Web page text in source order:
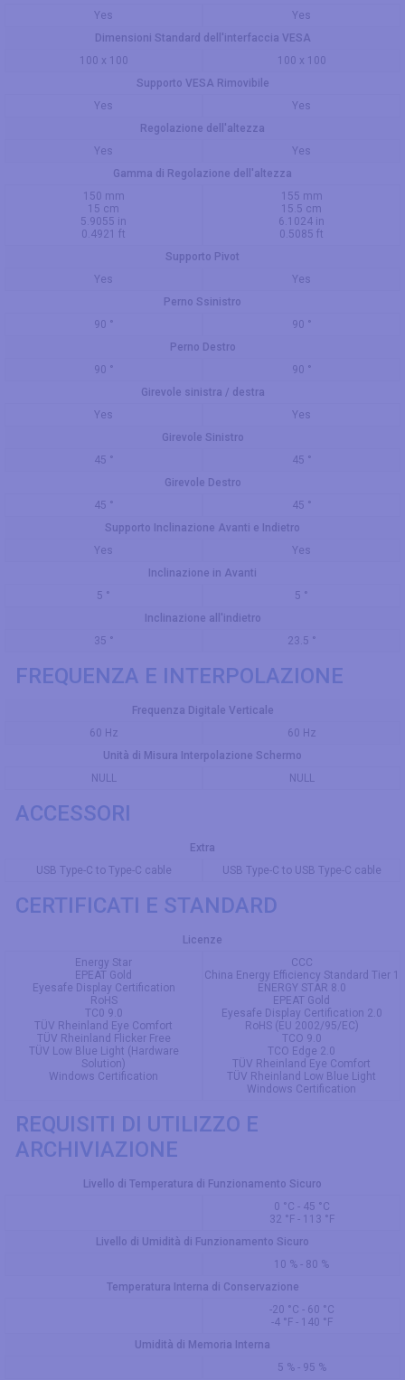
Yes
Yes
Dimensioni Standard dell'interfaccia VESA
100 x 100
100 x 100
Supporto VESA Rimovibile
Yes
Yes
Regolazione dell'altezza
Yes
Yes
Gamma di Regolazione dell'altezza
150 mm
15 cm
5.9055 in
0.4921 ft
155 mm
15.5 cm
6.1024 in
0.5085 ft
Supporto Pivot
Yes
Yes
Perno Ssinistro
90 °
90 °
Perno Destro
90 °
90 °
Girevole sinistra / destra
Yes
Yes
Girevole Sinistro
45 °
45 °
Girevole Destro
45 °
45 °
Supporto Inclinazione Avanti e Indietro
Yes
Yes
Inclinazione in Avanti
5 °
5 °
Inclinazione all'indietro
35 °
23.5 °
FREQUENZA E INTERPOLAZIONE
Frequenza Digitale Verticale
60 Hz
60 Hz
Unità di Misura Interpolazione Schermo
NULL
NULL
ACCESSORI
Extra
USB Type-C to Type-C cable
USB Type-C to USB Type-C cable
CERTIFICATI E STANDARD
Licenze
Energy Star
EPEAT Gold
Eyesafe Display Certification
RoHS
TC0 9.0
TÜV Rheinland Eye Comfort
TÜV Rheinland Flicker Free
TÜV Low Blue Light (Hardware
Solution)
Windows Certification
CCC
China Energy Efficiency Standard Tier 1
ENERGY STAR 8.0
EPEAT Gold
Eyesafe Display Certification 2.0
RoHS (EU 2002/95/EC)
TCO 9.0
TCO Edge 2.0
TÜV Rheinland Eye Comfort
TÜV Rheinland Low Blue Light
Windows Certification
REQUISITI DI UTILIZZO E
ARCHIVIAZIONE
Livello di Temperatura di Funzionamento Sicuro
0 °C - 45 °C
32 °F - 113 °F
Livello di Umidità di Funzionamento Sicuro
10 % - 80 %
Temperatura Interna di Conservazione
-20 °C - 60 °C
-4 °F - 140 °F
Umidità di Memoria Interna
5 % - 95 %